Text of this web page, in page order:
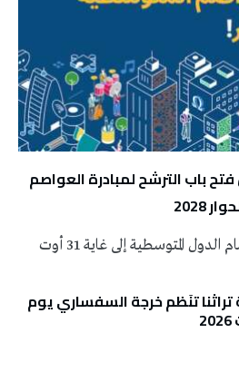
تواصل فتح باب الترشح لمبادرة العواصم
يتواصل فتح باب الترشح أمام الدول المتوسطية إلى غاية 31 أوت
تنَظم خرجة السفساري يوم